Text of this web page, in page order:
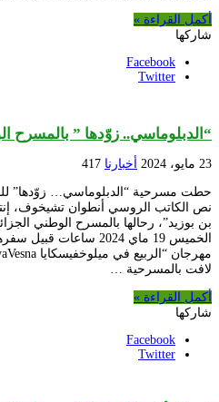
أكمل القراءة »
شاركها
Facebook
Twitter
“الدبلوماسي.. زوّدها ” بالمسرح
23 مايو، 2024 أخبارنا 417
حطت مسرحية “الدبلوماسي… زوّدها”
نص الكاتب الروسي أنطوان تشيخوف،
بن بوزيد”، رحالها بالمسرح الوطني
الخميس 19 ماي 2024
لافت بالمسرحية …
أكمل القراءة »
شاركها
Facebook
Twitter